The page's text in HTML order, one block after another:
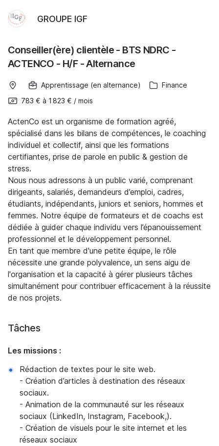
GROUPE IGF
Conseiller(ère) clientèle - BTS NDRC -
ACTENCO - H/F - Alternance
Apprentissage (en alternance)
Finance
783 € à 1 823 € / mois
ActenCo est un organisme de formation agréé,
spécialisé dans les bilans de compétences, le coaching
individuel et collectif, ainsi que les formations
certifiantes, prise de parole en public & gestion de
stress.
Nous nous adressons à un public varié, comprenant
dirigeants, salariés, demandeurs d’emploi, cadres,
étudiants, indépendants, juniors et seniors, hommes et
femmes. Notre équipe de formateurs et de coachs est
dédiée à guider chaque individu vers l’épanouissement
professionnel et le développement personnel.
En tant que membre d'une petite équipe, le rôle
nécessite une grande polyvalence, un sens aigu de
l'organisation et la capacité à gérer plusieurs tâches
simultanément pour contribuer efficacement à la réussite
de nos projets.
Tâches
Les missions :
Rédaction de textes pour le site web.
- Création d’articles à destination des réseaux
sociaux.
- Animation de la communauté sur les réseaux
sociaux (LinkedIn, Instagram, Facebook,).
- Création de visuels pour le site internet et les
réseaux sociaux